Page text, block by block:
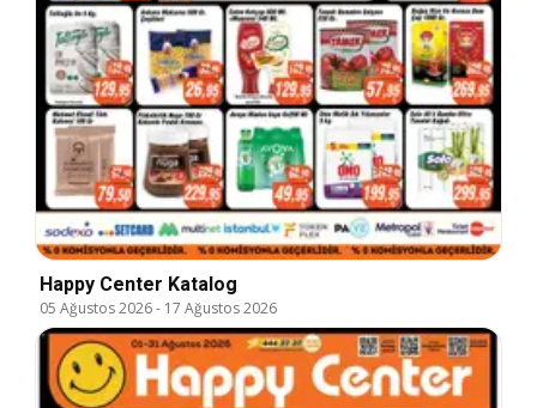
Happy Center Katalog
05 Ağustos 2026- 17 Ağustos 2026